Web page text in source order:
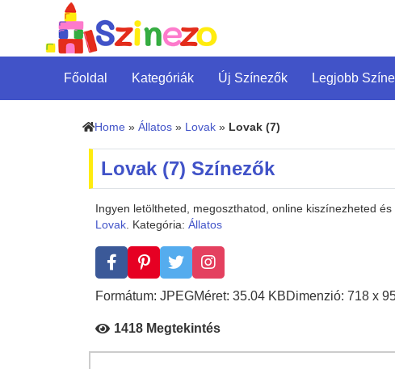
Főoldal Kategóriák Új Színezők Legjobb
Home » Állatos » Lovak » Lovak (7)
Lovak (7) Színezők
Ingyen letöltheted, megoszthatod, online kiszínezheted
Lovak. Kategória: Állatos
Formátum: JPEGMéret: 35.04 KBDimenzió: 718 x
1418 Megtekintés